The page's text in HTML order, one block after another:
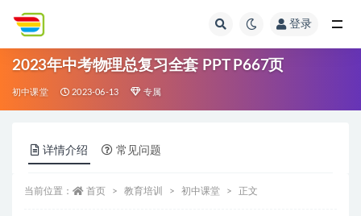
登录
2023年中考物理总复习全套 PPT P667页
初中课堂 2023-06-13 专属
详情介绍 常见问题
当前位置： 首页 教育培训 初中课堂 正文